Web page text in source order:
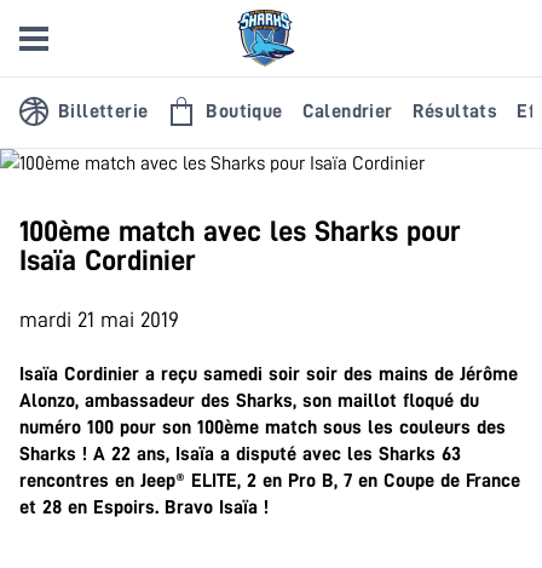
Billetterie Boutique Calendrier Résultats
100ème match avec les Sharks pour
Isaïa Cordinier
mardi 21 mai 2019
Isaïa Cordinier a reçu samedi soir soir des mains de Jérôme
Alonzo, ambassadeur des Sharks, son maillot floqué du
numéro 100 pour son 100ème match sous les couleurs des
Sharks ! A 22 ans, Isaïa a disputé avec les Sharks 63
rencontres en Jeep® ELITE, 2 en Pro B, 7 en Coupe de France
et 28 en Espoirs. Bravo Isaïa !